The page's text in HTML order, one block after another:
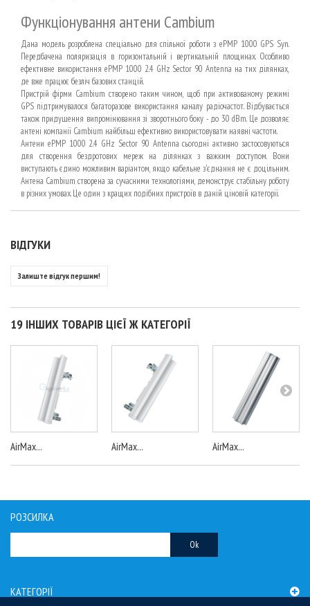
Функціонування антени Cambium
Дана модель розроблена спеціально для спільної роботи з ePMP 1000 GPS Syn.
Передбачена поляризація в горизонтальній і вертикальній площинах. Особливо
ефективне використання ePMP 1000 2.4 GHz Sector 90 Antenna на тих ділянках,
де вже працює безліч базових станцій.
Пристрій фірми Cambium створено таким чином, щоб при активованому режимі
GPS підтримувалося багаторазове використання каналу радіочастот. Відбувається
також придушення випромінювання зі зворотнього боку - до 30 dBm. Це дозволяє
антені компанії Cambium найбільш ефективно використовувати наявні частоти.
Антени ePMP 1000 2.4 GHz Sector 90 Antenna сьогодні активно застосовуються
для створення бездротових мереж на ділянках з важким доступом. Вони
виступають єдино можливим варіантом, якщо кабельне з'єднання не є доцільним.
Антена Cambium створена за сучасними технологіями, демонструє стабільну роботу
в різних умовах. Це один з кращих подібних пристроїв в даній ціновій категорії.
ВІДГУКИ
Залиште відгук першим!
19 ІНШИХ ТОВАРІВ ЦІЄЇ Ж КАТЕГОРІЇ
AirMax... AirMax... AirMax...
РОЗСИЛКА
Ok
КАТЕГОРІЇ